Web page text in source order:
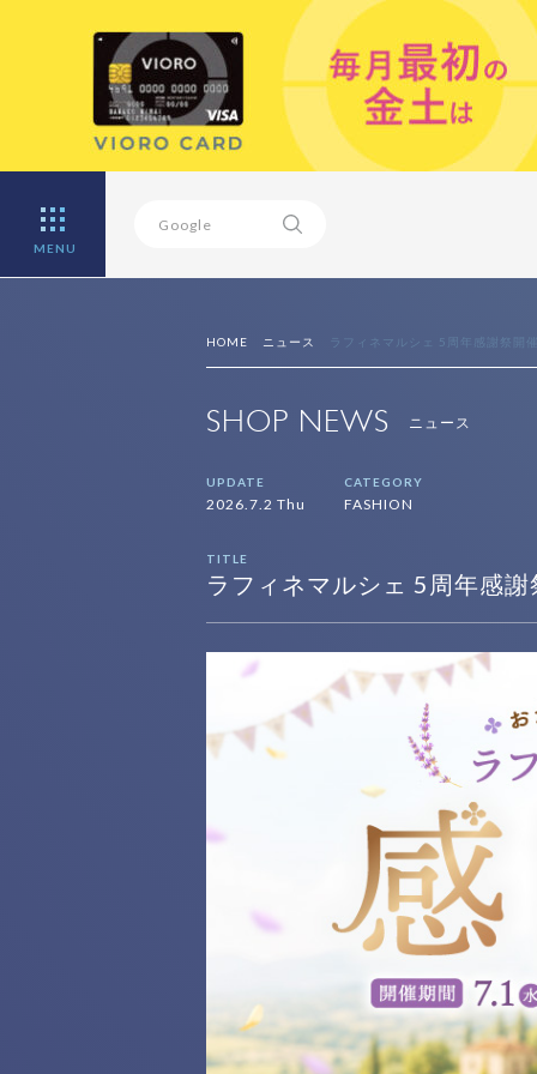
MENU
HOME ニュース ラフィネマルシェ 5周年感謝祭開
SHOP NEWS ニュース
UPDATE
2026.7.2 Thu
CATEGORY
FASHION
TITLE
ラフィネマルシェ 5周年感